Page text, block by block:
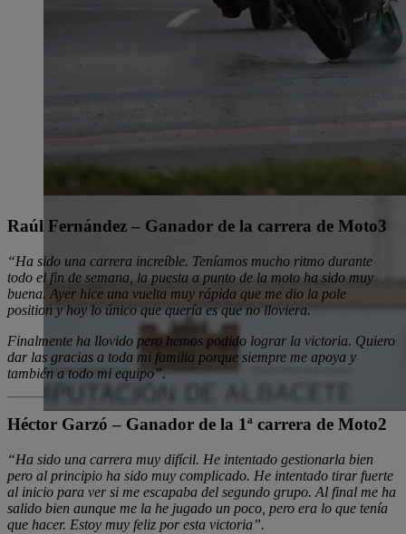
Raúl Fernández – Ganador de la carrera de Moto3
“Ha sido una carrera increíble. Teníamos mucho ritmo durante
todo el fin de semana, la puesta a punto de la moto ha sido muy
buena. Ayer hice una vuelta muy rápida que me dio la pole
position y hoy lo único que quería es que no lloviera.
Finalmente ha llovido pero hemos podido lograr la victoria. Quiero
dar las gracias a toda mi familia porque siempre me apoya y
también a todo mi equipo”.
Héctor Garzó – Ganador de la 1ª carrera de Moto2
“Ha sido una carrera muy difícil. He intentado gestionarla bien
pero al principio ha sido muy complicado. He intentado tirar fuerte
al inicio para ver si me escapaba del segundo grupo. Al final me ha
salido bien aunque me la he jugado un poco, pero era lo que tenía
que hacer. Estoy muy feliz por esta victoria”.